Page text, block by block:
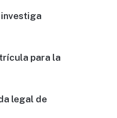
para la
legal de